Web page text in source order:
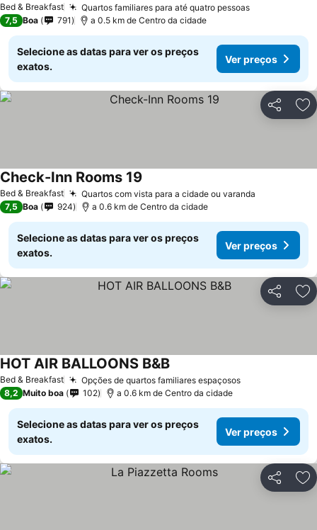
Bed & Breakfast Quartos familiares para até quatro pessoasVer preços
7,5 Boa 791 a 0.5 km de Centro da cidade
Selecione as datas para ver os preços
exatos.
Ver preços
Partilhar
Bed & Breakfast Quartos com vista para a cidade ou varanda
Check-Inn Rooms 19
7,5 Boa 924 a 0.6 km de Centro da cidade
Selecione as datas para ver os preços
exatos.
Ver preços
Partilhar
Bed & Breakfast Opções de quartos familiares espaçososVer preços
HOT AIR BALLOONS B&BVer preços
8,2 Muito boa 102 a 0.6 km de Centro da cidade
Selecione as datas para ver os preços
exatos.
Ver preços
Partilhar